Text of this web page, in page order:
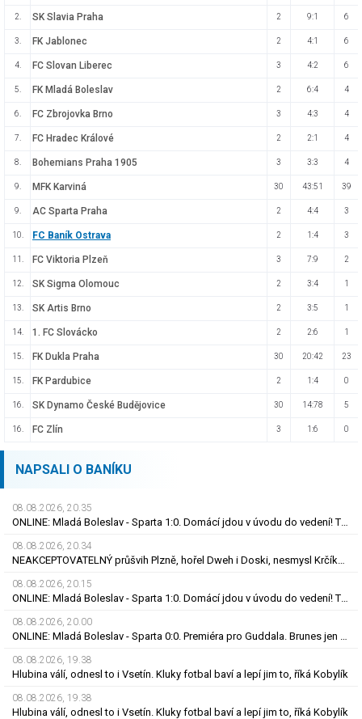
2. SK Slavia Praha 2 9:1 6
3. FK Jablonec 2 4:1 6
4. FC Slovan Liberec 3 4:2 6
5. FK Mladá Boleslav 2 6:4 4
6. FC Zbrojovka Brno 3 4:3 4
7. FC Hradec Králové 2 2:1 4
8. Bohemians Praha 1905 3 3:3 4
9. MFK Karviná 30 43:51 39
9. AC Sparta Praha 2 4:4 3
10. FC Baník Ostrava 2 1:4 3
11. FC Viktoria Plzeň 3 7:9 2
12. SK Sigma Olomouc 2 3:4 1
13. SK Artis Brno 2 3:5 1
14. 1. FC Slovácko 2 2:6 1
15. FK Dukla Praha 30 20:42 23
15. FK Pardubice 2 1:4 0
16. SK Dynamo České Budějovice 30 14:78 5
16. FC Zlín 3 1:6 0
NAPSALI O BANÍKU
08.08.2026, 20.35
ONLINE: Mladá Boleslav - Sparta 1:0. Domácí jdou v úvodu do vedení! Trefil se Šubert
08.08.2026, 20.34
NEAKCEPTOVATELNÝ průšvih Plzně, hořel Dweh i Doski, nesmysl Krčíka. Ustojí to Hyský?
08.08.2026, 20.15
ONLINE: Mladá Boleslav - Sparta 1:0. Domácí jdou v úvodu do vedení! Trefil se Šubert
08.08.2026, 20.00
ONLINE: Mladá Boleslav - Sparta 0:0. Premiéra pro Guddala. Brunes jen na lavičce, hraje Vojta
08.08.2026, 19.38
Hlubina válí, odnesl to i Vsetín. Kluky fotbal baví a lepí jim to, říká Kobylík
08.08.2026, 19.38
Hlubina válí, odnesl to i Vsetín. Kluky fotbal baví a lepí jim to, říká Kobylík